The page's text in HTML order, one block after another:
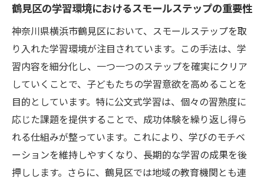
地域教育における継続的な支援
鶴見区の学習者への継続的な影響
持続可能な学びの環境を構築する方法
学びの質を高める！スモールステップと公文式
スモールステップの質の高い学習体験
公文式による深い理解の促進
効果的な学びを実現するための戦略
学習効率の向上とその方法
鶴見区の学習環境におけるスモールステップの重要性
神奈川県横浜市鶴見区において、スモールステップを取
り入れた学習環境が注目されています。この手法は、学
習内容を細分化し、一つ一つのステップを確実にクリア
していくことで、子どもたちの学習意欲を高めることを
目的としています。特に公文式学習は、個々の習熟度に
応じた課題を提供することで、成功体験を繰り返し得ら
れる仕組みが整っています。これにより、学びのモチベ
ーションを維持しやすくなり、長期的な学習の成果を後
押しします。さらに、鶴見区では地域の教育機関とも連